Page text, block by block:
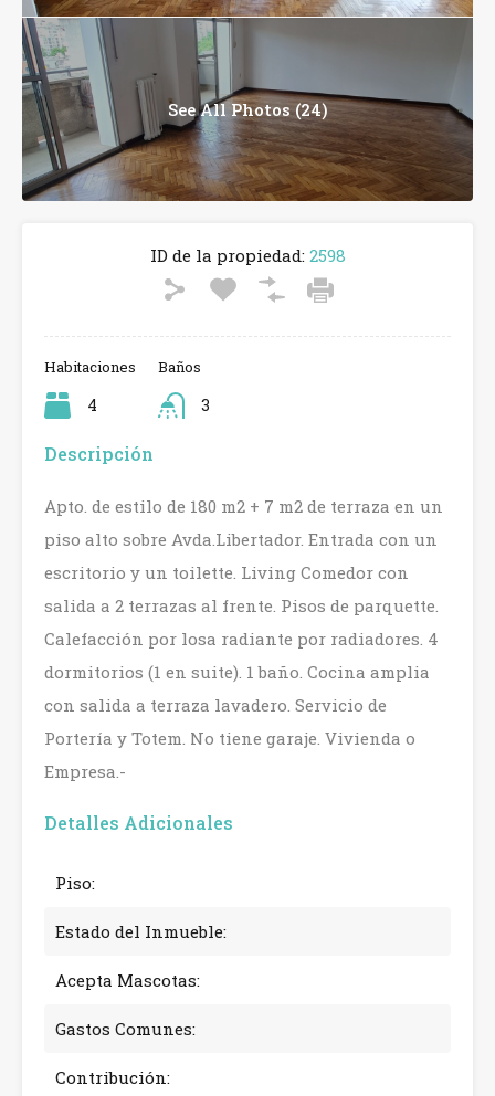
See All Photos (24)
ID de la propiedad:2598
Habitaciones
4
Baños
3
Descripción
Apto. de estilo de 180 m2 + 7 m2 de terraza en un
piso alto sobre Avda.Libertador. Entrada con un
escritorio y un toilette. Living Comedor con
salida a 2 terrazas al frente. Pisos de parquette.
Calefacción por losa radiante por radiadores. 4
dormitorios (1 en suite). 1 baño. Cocina amplia
con salida a terraza lavadero. Servicio de
Portería y Totem. No tiene garaje. Vivienda o
Empresa.-
Detalles Adicionales
Piso:
Estado del Inmueble:
Acepta Mascotas:
Gastos Comunes:
Contribución: